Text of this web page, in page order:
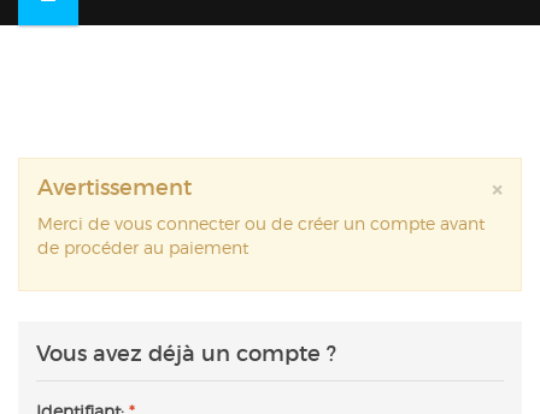
×
Avertissement
Merci de vous connecter ou de créer un compte avant
de procéder au paiement
Vous avez déjà un compte ?